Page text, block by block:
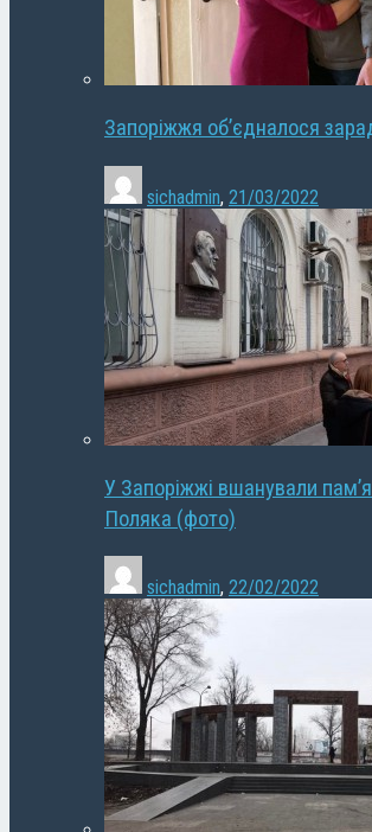
Запоріжжя об’єдналося
sichadmin, 21/03/2022
У Запоріжжі вшанували
Поляка (фото)
sichadmin, 22/02/2022